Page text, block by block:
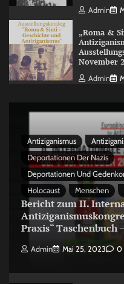
Admin
„Roma &
November
Admin
Antiziganismus
Deportationen Der Nazis
Deportationen Und
Holocaust
Menschen
Bericht zum II.
Praxis“ Taschenbuch
Admin Mai 25, 2023 0